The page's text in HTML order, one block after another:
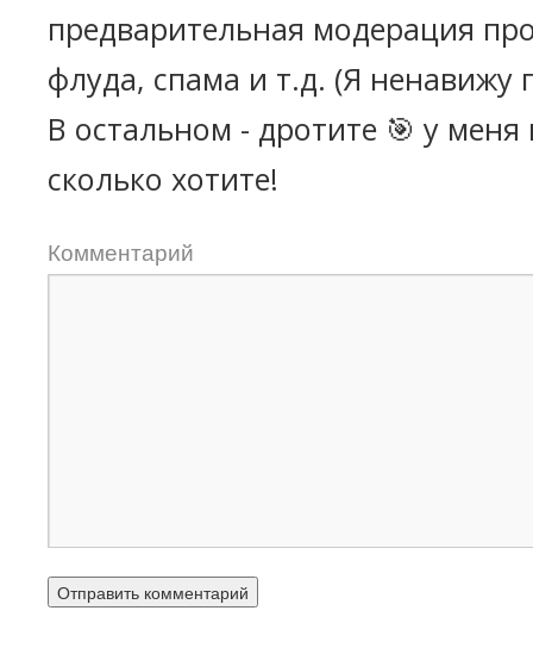
предварительная модерация
флуда, спама и т.д. (Я ненавижу
В остальном - дротите 🎯 у
сколько хотите!
Комментарий